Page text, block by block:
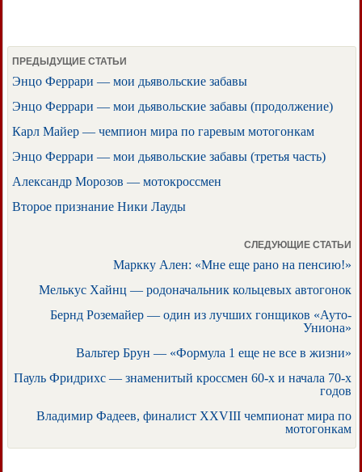
ПРЕДЫДУЩИЕ СТАТЬИ
Энцо Феррари — мои дьявольские забавы
Энцо Феррари — мои дьявольские забавы (продолжение)
Карл Майер — чемпион мира по гаревым мотогонкам
Энцо Феррари — мои дьявольские забавы (третья часть)
Александр Морозов — мотокроссмен
Второе признание Ники Лауды
СЛЕДУЮЩИЕ СТАТЬИ
Маркку Ален: «Мне еще рано на пенсию!»
Мелькус Хайнц — родоначальник кольцевых автогонок
Бернд Роземайер — один из лучших гонщиков «Ауто-
Униона»
Вальтер Брун — «Формула 1 еще не все в жизни»
Пауль Фридрихс — знаменитый кроссмен 60-х и начала 70-х
годов
Владимир Фадеев, финалист XXVIII чемпионат мира по
мотогонкам